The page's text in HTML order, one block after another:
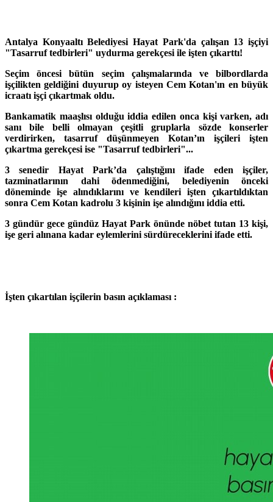
Antalya Konyaaltı Belediyesi Hayat Park'da çalışan 13 işçiyi
"Tasarruf tedbirleri" uydurma gerekçesi ile işten çıkarttı!
Seçim öncesi bütün seçim çalışmalarında ve bilbordlarda
işçilikten geldiğini duyurup oy isteyen Cem Kotan'ın en büyük
icraatı işçi çıkartmak oldu.
Bankamatik maaşlısı olduğu iddia edilen onca kişi varken, adı
sanı bile belli olmayan çeşitli gruplarla sözde konserler
verdirirken, tasarruf düşünmeyen Kotan’ın işçileri işten
çıkartma gerekçesi ise "Tasarruf tedbirleri"...
3 senedir Hayat Park’da çalıştığını ifade eden işçiler,
tazminatlarının dahi ödenmediğini, belediyenin önceki
döneminde işe alındıklarını ve kendileri işten çıkartıldıktan
sonra Cem Kotan kadrolu 3 kişinin işe alındığını iddia etti.
3 gündür gece gündüz Hayat Park önünde nöbet tutan 13 kişi,
işe geri alınana kadar eylemlerini sürdüreceklerini ifade etti.
İşten çıkartılan işçilerin basın açıklaması :